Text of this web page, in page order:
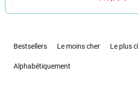
Bestsellers Le moins cher Le plus
Alphabétiquement